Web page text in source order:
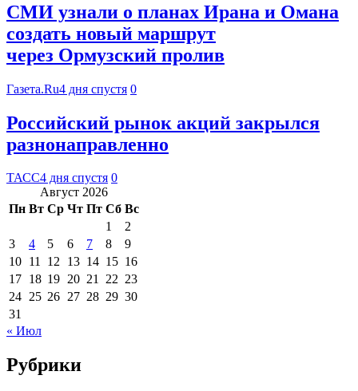
СМИ узнали о планах Ирана и Омана
создать новый маршрут
через Ормузский пролив
Газета.Ru4 дня спустя 0
Российский рынок акций закрылся
разнонаправленно
ТАСС4 дня спустя 0
Август 2026
Пн Вт Ср Чт Пт Сб Вс
1
2
3
4 5 6 7 8
9
10 11 12 13 14 15 16
17 18 19 20 21 22 23
24 25 26 27 28 29 30
31
« Июл
Рубрики